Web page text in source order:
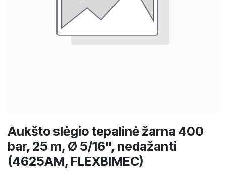
Aukšto slėgio tepalinė žarna 400
bar, 25 m, Ø 5/16", nedažanti
(4625AM, FLEXBIMEC)